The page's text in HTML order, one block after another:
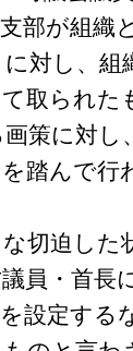
部が組織
対し、組
取られた
策に対し
踏んで行
切迫した
員・首長
設定する